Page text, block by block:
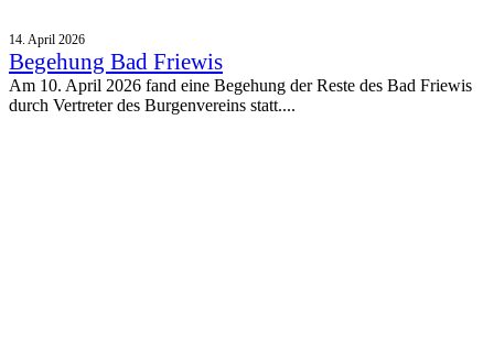
14. April 2026
Begehung Bad Friewis
Am 10. April 2026 fand eine Begehung der Reste des Bad Friewis
durch Vertreter des Burgenvereins statt....